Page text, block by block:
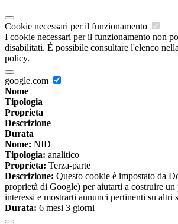
Cookie necessari per il funzionamento
I cookie necessari per il funzionamento non
disabilitati. È possibile consultare l'elenco
policy.
google.com
Nome
Tipologia
Proprieta
Descrizione
Durata
Nome: NID
Tipologia: analitico
Proprieta: Terza-parte
Descrizione: Questo cookie è impostato da
proprietà di Google) per aiutarti a costruire
interessi e mostrarti annunci pertinenti su altri
Durata: 6 mesi 3 giorni